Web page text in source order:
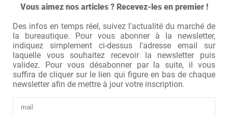
Vous aimez nos articles ? Recevez-les en premier !
Des infos en temps réel, suivez l'actualité du marché de
la bureautique. Pour vous abonner à la newsletter,
indiquez simplement ci-dessus l'adresse email sur
laquelle vous souhaitez recevoir la newsletter puis
validez. Pour vous désabonner par la suite, il vous
suffira de cliquer sur le lien qui figure en bas de chaque
newsletter afin de mettre à jour votre inscription.